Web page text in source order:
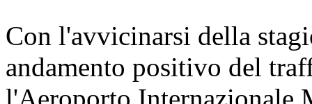
Con l'avvicinarsi della
andamento positivo del
l'Aeroporto Internazionale